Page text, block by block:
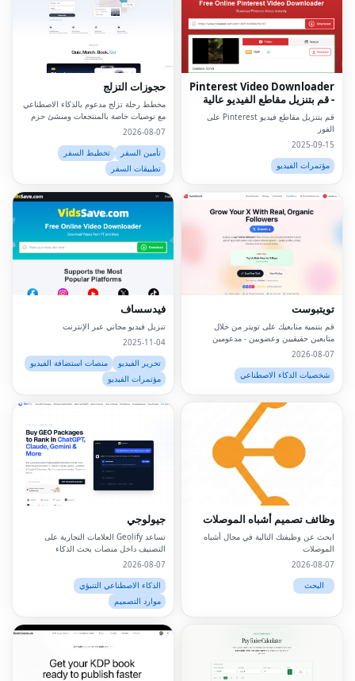
Pinterest Video Downloader
- قم بتنزيل مقاطع الفيديو عالية
الدقة على الإنترنت
قم بتنزيل مقاطع فيديو Pinterest على
الفور
2025-09-15
مؤتمرات الفيديو
حجوزات التزلج
مخطط رحلة تزلج مدعوم بالذكاء الاصطناعي
مع توصيات خاصة بالمنتجعات ومنشئ حزم
ذكي.
2026-08-07
تأمين السفر
تخطيط السفر
تطبيقات السفر
تويتبوست
قم بتنمية متابعيك على تويتر من خلال
متابعين حقيقيين وعضويين - مدعومين
بالذكاء الاصطناعي، بدون روبوتات، بدون
2026-08-07
شخصيات الذكاء الاصطناعي
فيدسساف
تنزيل فيديو مجاني عبر الإنترنت
2025-11-04
تحرير الفيديو
منصات استضافة الفيديو
مؤتمرات الفيديو
وظائف تصميم أشباه الموصلات
ابحث عن وظيفتك التالية في مجال أشباه
الموصلات
2026-08-07
البحث
جيولوجي
تساعد Geolify العلامات التجارية على
التصنيف داخل منصات بحث الذكاء
المحرك التوليدي (GEO).
2026-08-07
الذكاء الاصطناعي التنبؤي
موارد التصميم